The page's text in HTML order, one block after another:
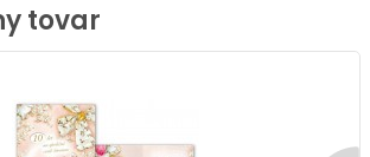
tovar